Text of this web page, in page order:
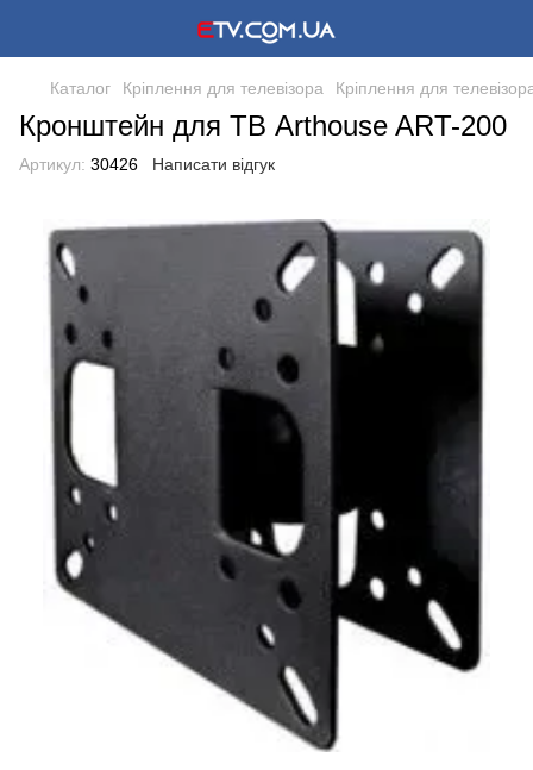
Каталог Кріплення для телевізора Кріплення для
Кронштейн для ТВ Arthouse ART-200
Артикул: 30426 Написати відгук